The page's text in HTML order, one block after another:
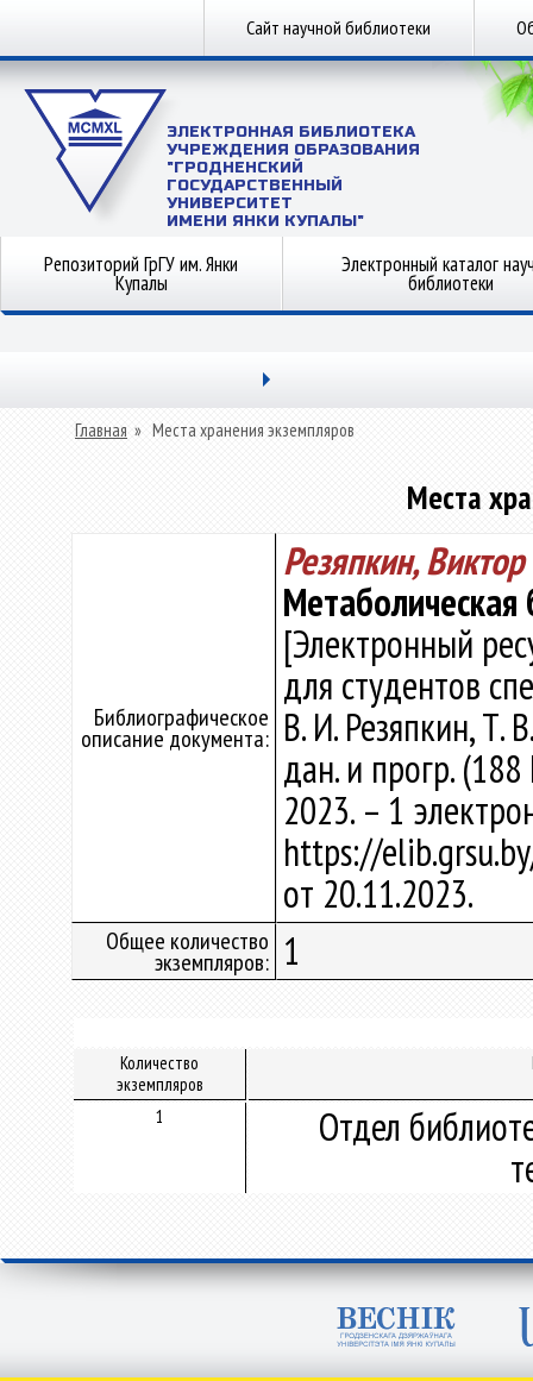
Сайт научной библиотеки
ЭЛЕКТРОННАЯ БИБЛИОТЕКА
УЧРЕЖДЕНИЯ ОБРАЗОВАНИЯ
"ГРОДНЕНСКИЙ
ГОСУДАРСТВЕННЫЙ
УНИВЕРСИТЕТ
ИМЕНИ ЯНКИ КУПАЛЫ"
Репозиторий ГрГУ им. Янки
Купалы
Электронный каталог
библиотеки
Главная » Места хранения экземпляров
Места
Библиографическое
описание документа:
Резяпкин,
Метаболическая
[Электронный
для студентов
В. И. Резяпкин, Т.
дан. и прогр.
2023. – 1
https://
от 20.11.2023.
Общее количество
экземпляров: 1
Количество
экземпляров
1
Отдел